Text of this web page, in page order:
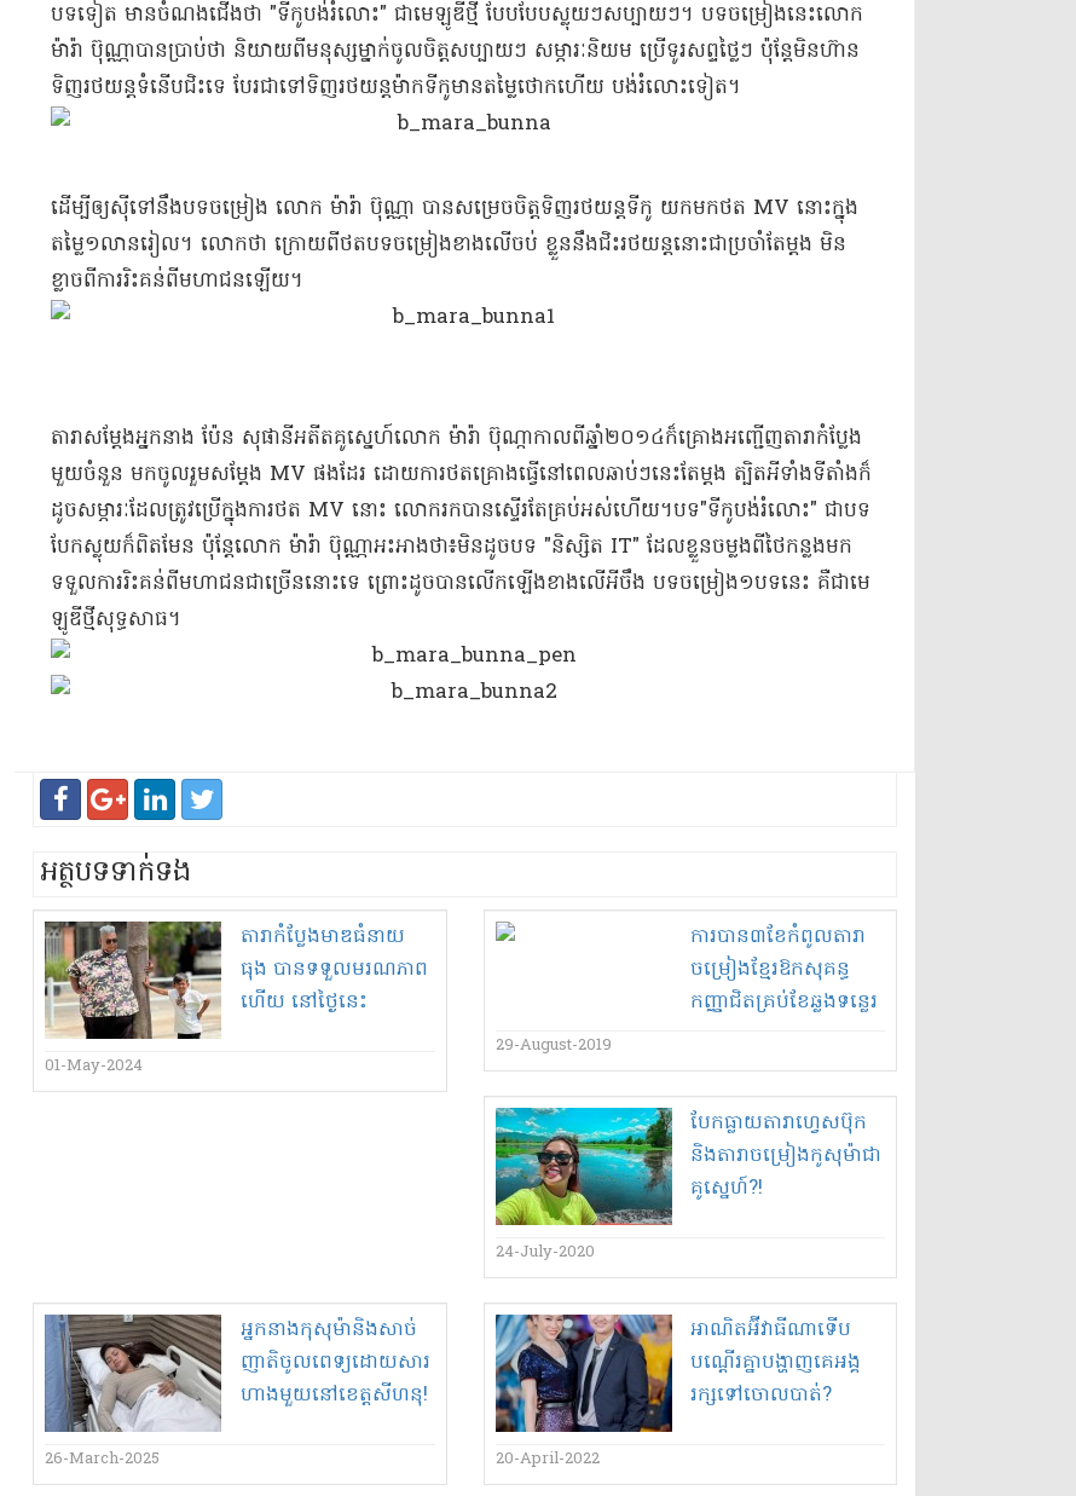
បទ​ទៀត មាន​ចំណងជើង​ថា "​ទី​កូប​ង់​រំ​លោះ​" ជា​មេ​ឡូ​ឌី​ថ្មី បែប​បែប​ស្លុយៗ​សប្បាយៗ​។ បទ​ចម្រៀង​នេះ​លោក​
ម៉ា​រ៉ា ប៊ុណ្ណា​បាន​ប្រាប់ថា និយាយ​ពី​មនុស្ស​ម្នាក់​ចូលចិត្ត​សប្បាយៗ សម្ភារៈ​និយម ប្រើ​ទូរ​សព្ទ​ថ្លៃៗ ប៉ុន្តែ​មិន​ហ៊ាន​
ទិញ​រថយន្ត​ទំនើប​ជិះ​ទេ បែរជា​ទៅ​ទិញ​រថយន្ត​ម៉ាក​ទី​កូ​មានតម្លៃ​ថោក​ហើយ បង់​រំ​លោះ​ទៀត​។​
​ដើម្បី​ឲ្យ​ស៊ី​ទៅនឹង​បទ​ចម្រៀង លោក ម៉ា​រ៉ា ប៊ុណ្ណា បានសម្រេច​ចិត្ត​ទិញ​រថយន្ត​ទី​កូ យកមក​ថត MV នោះ​ក្នុង
តម្លៃ​១​លាន​រៀល​។ លោក​ថា ក្រោយពី​ថត​បទ​ចម្រៀង​ខាងលើ​ចប់ ខ្លួន​នឹង​ជិះ​រថយន្ត​នោះ​ជាប្រចាំ​តែម្ដង មិន​
ខ្លាច​ពី​ការរិះគន់​ពី​មហាជន​ឡើយ​។​
តារា​សម្ដែង​អ្នកនាង ប៉ែន សុ​ផានី​អតីត​គូស្នេហ៍​លោក ម៉ា​រ៉ា ប៊ុណ្កាកាលពីឆ្នាំ២០១៤​ក៏​គ្រោង​អញ្ជើញ​តារា​កំប្លែង​
មួយចំនួន មក​ចូលរួម​សម្ដែង MV ផងដែរ ដោយ​ការថត​គ្រោង​ធ្វើ​នៅពេល​ឆាប់ៗ​នេះ​តែម្ដង ត្បិត​អី​ទាំង​ទីតាំង​ក៏​
ដូច​សម្ភារៈ​ដែល​ត្រូវ​ប្រើ​ក្នុង​ការថត MV នោះ លោក​រកបាន​ស្ទើរតែ​គ្រប់​អស់ហើយ​។​បទ​"​ទី​កូប​ង់​រំ​លោះ​" ជា​បទ​
បែក​ស្លុយ​ក៏ពិតមែន ប៉ុន្តែ​លោក ម៉ា​រ៉ា ប៊ុណ្ណា​អះអាងថា​៖​មិន​ដូច​បទ "​និស្សិត IT" ដែល​ខ្លួន​ចម្លង​ពី​ថៃ​កន្លងមក​
ទទួល​ការរិះគន់​ពី​មហាជន​ជាច្រើន​នោះទេ ព្រោះ​ដូច​បានលើកឡើង​ខាងលើ​អីចឹង បទ​ចម្រៀង​១​បទ​នេះ គឺជា​មេ​
ឡូ​ឌី​ថ្មី​សុទ្ធសាធ​។​
អត្ថបទទាក់ទង
តារា​កំប្លែង​មាឌធំ​នាយ
ធុង បានទទួល​មរណភាព​
ហើយ នៅថ្ងៃនេះ
01-May-2024
ការ​បាន​៣​ខែ​កំពូល​តារា
ចម្រៀង​ខ្មែរ​ឱក​សុគន្ធ​
កញ្ញា​ជិត​គ្រប់​ខែ​ឆ្លងទន្លេរ​
29-August-2019
បែកធ្លាយ​តារា​ហ្វេ​ស​ប៊ុ​ក​
និង​តារាចម្រៀង​កូ​សុ​ម៉ា​ជា​
គូស្នេហ៍​?!
24-July-2020
អ្នកនាង​កុ​សុ​ម៉ា​និង​សាច់
ញាតិ​ចូល​ពេទ្យ​ដោយសារ​
ហាង​មួយ​នៅ​ខេត្ត​សីហនុ​!
26-March-2025
អាណិត​អ៊ី​វា​ធី​ណា​ទើប​
បណ្តើរគ្នា​បង្ហាញ​គេ​អង្គ
រក្ស​ទៅ​ចោល​បាត់​?
20-April-2022